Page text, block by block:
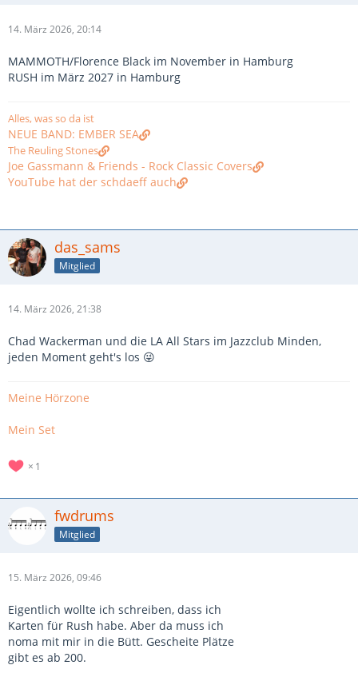
14. März 2026, 20:14
MAMMOTH/Florence Black im November in Hamburg
RUSH im März 2027 in Hamburg
Alles, was so da ist
NEUE BAND: EMBER SEA
The Reuling Stones
Joe Gassmann & Friends - Rock Classic Covers
YouTube hat der schdaeff auch
das_sams
Mitglied
14. März 2026, 21:38
Chad Wackerman und die LA All Stars im Jazzclub Minden,
jeden Moment geht's los 😜
Meine Hörzone
Mein Set
1
fwdrums
Mitglied
15. März 2026, 09:46
Eigentlich wollte ich schreiben, dass ich
Karten für Rush habe. Aber da muss ich
noma mit mir in die Bütt. Gescheite Plätze
gibt es ab 200.